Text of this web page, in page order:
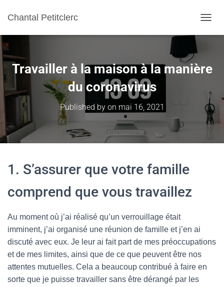
Chantal Petitclerc
Travailler à la maison à la manière
du coronavirus
Published by on mai 16, 2021
1. S’assurer que votre famille
comprend que vous travaillez
Au moment où j’ai réalisé qu’un verrouillage était
imminent, j’ai organisé une réunion de famille et j’en ai
discuté avec eux. Je leur ai fait part de mes préoccupations
et de mes limites, ainsi que de ce que peuvent être nos
attentes mutuelles. Cela a beaucoup contribué à faire en
sorte que je puisse travailler sans être dérangé par les